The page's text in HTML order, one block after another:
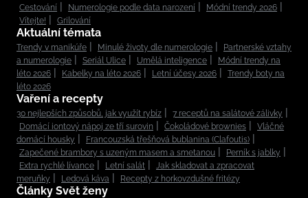
Cestování
Numerologie podle data narození
Módní trendy 2026
Vítejte!
Grilování
Aktuální témata
Trendy v manikúře Minulé životy dle numerologie
Partnerské vztahy
a numerologie
Seriál Ulice Umělá inteligence
Módní trendy na
léto 2026
Kabelky na léto 2026 Letní účesy 2026
Trendy boty na
léto 2026
Vaření a recepty
30 nejlepších způsobů, jak využít rybíz
7 receptů na salátové zálivky
Domácí iontový nápoj ze tří surovin
Čokoládové brownies
Vláčné
domácí housky
Francouzská třešňová bublanina (Clafoutis)
Zapečené brambory s uzeným masem a smetanou
Perník s jablky
Extra rychlé lívance
Letní salát
Jak skladovat a zpracovat
meruňky
Ledová káva Recepty z horkovzdušné fritézy
Články Svět ženy